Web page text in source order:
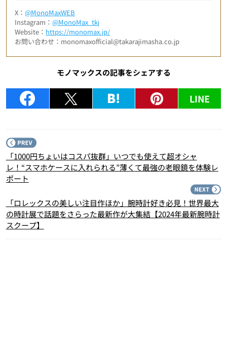
X：@MonoMaxWEB
Instagram：@MonoMax_tkj
Website： https://monomax.jp/
お問い合わせ：monomaxofficial@takarajimasha.co.jp
モノマックスの記事をシェアする
LINE
「1000円ちょいはコスパ抜群」いつでも使えて超オシャ
レ！“スマホケースに入れられる”薄くて最強の老眼鏡を体験レ
ポート
「ロレックスの美しい注目作ほか」腕時計好き必見！世界最大
の時計展で話題をさらった最新作が大集結【2024年最新腕時計
スクープ】